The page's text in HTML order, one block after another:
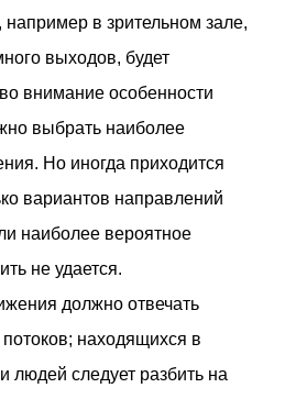
в зрительном зале,
выходов, будет
внимание особенности
выбрать наиболее
Но иногда приходится
вариантов направлений
наиболее вероятное
не удается.
должно отвечать
потоков; находящихся в
людей следует разбить на